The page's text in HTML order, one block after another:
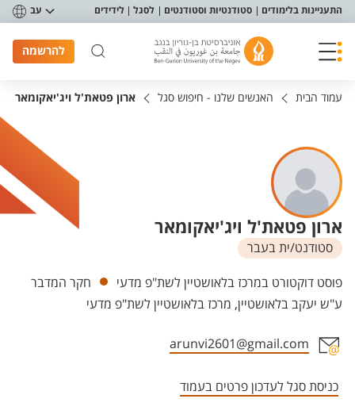
תפריט נגישות
התעניינות בלימודים סטודנטיות וסטודנטים לסגל לידידים עב
להרשמה
עמוד הבית האנשים שלנו - חיפוש סגל ארון פטאת'ל ויג'יאקומאר
ארון פטאת'ל ויג'יאקומאר
סטודנט/ית בעבר
יחידות
פוסט דוקטורט במרכז בלאושטיין לשת"פ מדעי
חקר המדבר
ע"ש יעקב בלאושטיין, מרכז בלאושטיין לשת"פ מדעי
arunvi2601@gmail.com
כניסת סגל לעדכון פרטים בעמוד